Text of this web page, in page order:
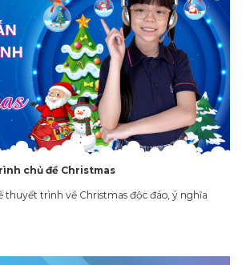
chủ đề Christmas
thuyết trình về Christmas độc đáo, ý nghĩa